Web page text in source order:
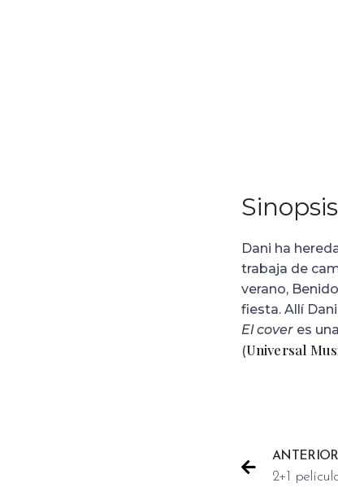
Sinopsis
Dani ha
trabaja de
verano,
fiesta. Allí
El cover es
(Universal
ANTERIOR
2+1